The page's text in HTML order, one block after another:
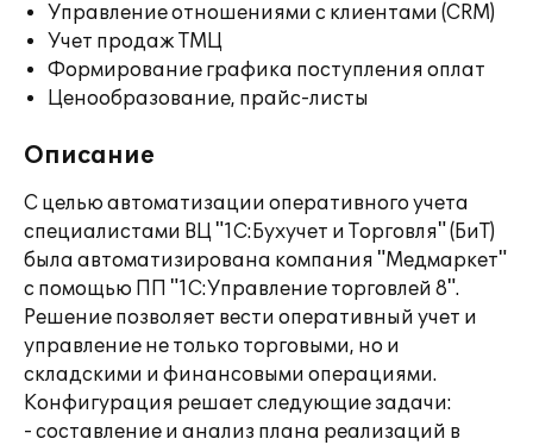
Управление отношениями с клиентами (CRM)
Учет продаж ТМЦ
Формирование графика поступления оплат
Ценообразование, прайс-листы
Описание
С целью автоматизации оперативного учета
специалистами ВЦ "1С:Бухучет и Торговля" (БиТ)
была автоматизирована компания "Медмаркет"
с помощью ПП "1С:Управление торговлей 8".
Решение позволяет вести оперативный учет и
управление не только торговыми, но и
складскими и финансовыми операциями.
Конфигурация решает следующие задачи:
- составление и анализ плана реализаций в